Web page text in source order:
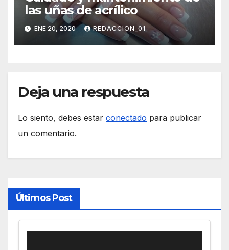
las uñas de acrílico
ENE 20, 2020 REDACCION_01
Deja una respuesta
Lo siento, debes estar conectado para publicar
un comentario.
Últimos Post